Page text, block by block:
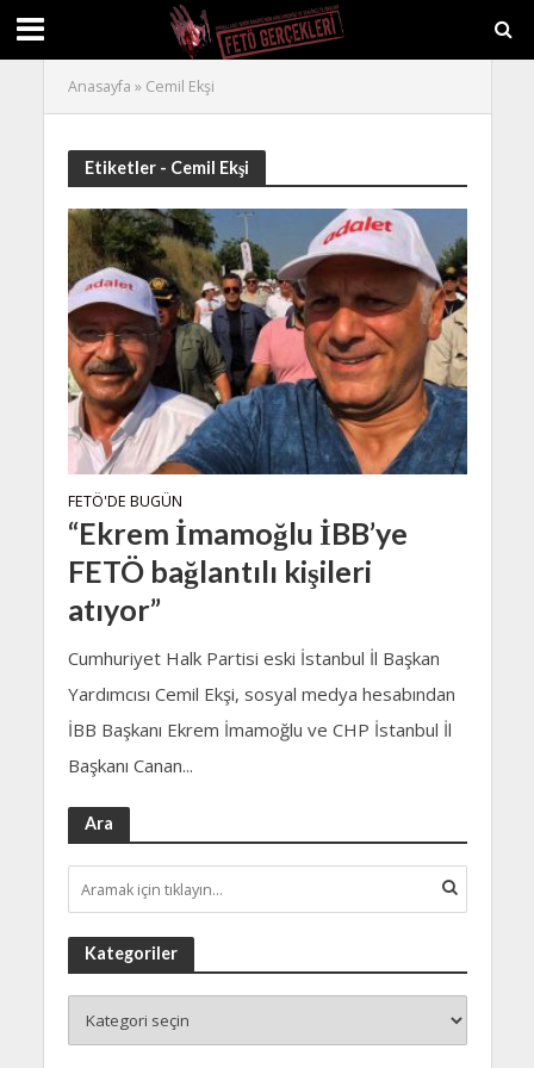
Anasayfa » Cemil Ekşi
Etiketler - Cemil Ekşi
FETÖ'DE BUGÜN
“Ekrem İmamoğlu İBB’ye
FETÖ bağlantılı kişileri
atıyor”
Cumhuriyet Halk Partisi eski İstanbul İl Başkan
Yardımcısı Cemil Ekşi, sosyal medya hesabından
İBB Başkanı Ekrem İmamoğlu ve CHP İstanbul İl
Başkanı Canan...
Ara
Kategoriler